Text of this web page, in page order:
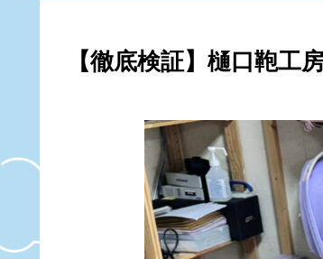
【徹底検証】樋口鞄